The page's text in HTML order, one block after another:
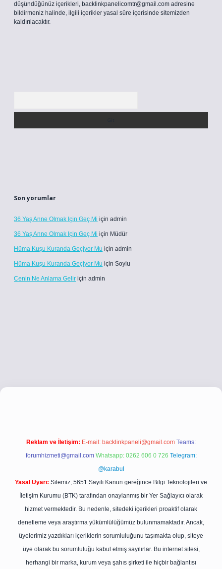
düşündüğünüz içerikleri, backlinkpanelicomtr@gmail.com adresine
bildirmeniz halinde, ilgili içerikler yasal süre içerisinde sitemizden
kaldırılacaktır.
Son yorumlar
36 Yaş Anne Olmak Için Geç Mi için admin
36 Yaş Anne Olmak Için Geç Mi için Müdür
Hüma Kuşu Kuranda Geçiyor Mu için admin
Hüma Kuşu Kuranda Geçiyor Mu için Soylu
Cenin Ne Anlama Gelir için admin
betci girişbetci girişhiltonbet yeni giriş
Reklam ve İletişim: E-mail: backlinkpaneli@gmail.com Teams:
forumhizmeti@gmail.com Whatsapp: 0262 606 0 726 Telegram:
@karabul
Yasal Uyarı: Sitemiz, 5651 Sayılı Kanun gereğince Bilgi Teknolojileri ve
İletişim Kurumu (BTK) tarafından onaylanmış bir Yer Sağlayıcı olarak
hizmet vermektedir. Bu nedenle, sitedeki içerikleri proaktif olarak
denetleme veya araştırma yükümlülüğümüz bulunmamaktadır. Ancak,
üyelerimiz yazdıkları içeriklerin sorumluluğunu taşımakta olup, siteye
üye olarak bu sorumluluğu kabul etmiş sayılırlar. Bu internet sitesi,
herhangi bir marka, kurum veya şahıs şirketi ile hiçbir bağlantısı